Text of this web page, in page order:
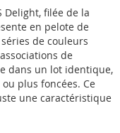
Delight, filée de la
en pelote de
de couleurs
de
dans un lot identique,
plus foncées. Ce
une caractéristique